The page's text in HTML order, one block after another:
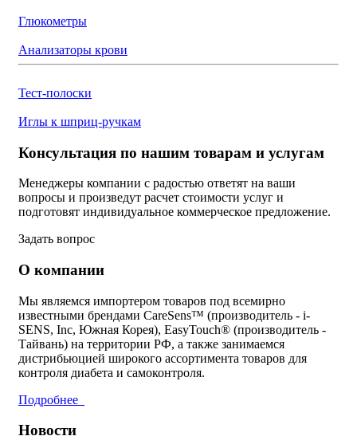
Глюкометры
Анализаторы крови
Тест-полоски
Иглы к шприц-ручкам
Консультация по нашим товарам и услугам
Менеджеры компании с радостью ответят на ваши
вопросы и произведут расчет стоимости услуг и
подготовят индивидуальное коммерческое предложение.
Задать вопрос
О компании
Мы являемся импортером товаров под всемирно
известными брендами CareSens™ (производитель - i-
SENS, Inc, Южная Корея), EasyTouch® (производитель -
Тайвань) на территории РФ, а также занимаемся
дистрибьюцией широкого ассортимента товаров для
контроля диабета и самоконтроля.
Подробнее
Новости